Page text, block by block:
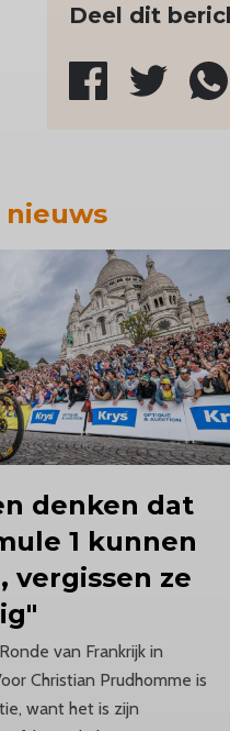
Deel dit
denken dat
1 kunnen
vergissen ze
van Frankrijk in
Christian Prudhomme is
want het is zijn